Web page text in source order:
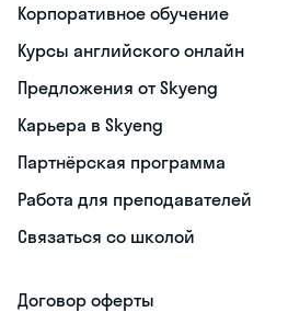
Корпоративное обучение
Курсы английского онлайн
Предложения от Skyeng
Карьера в Skyeng
Партнёрская программа
Работа для преподавателей
Связаться со школой
Договор оферты